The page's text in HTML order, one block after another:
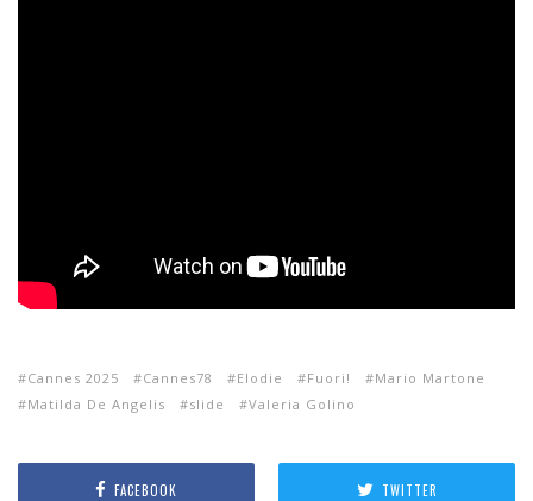
Cannes 2025 Cannes78 Elodie Fuori!
Mario Martone
Matilda De Angelis
slide Valeria Golino
FACEBOOK TWITTER